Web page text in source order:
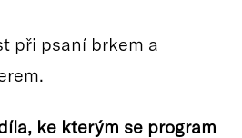
při psaní brkem a
ke kterým se program